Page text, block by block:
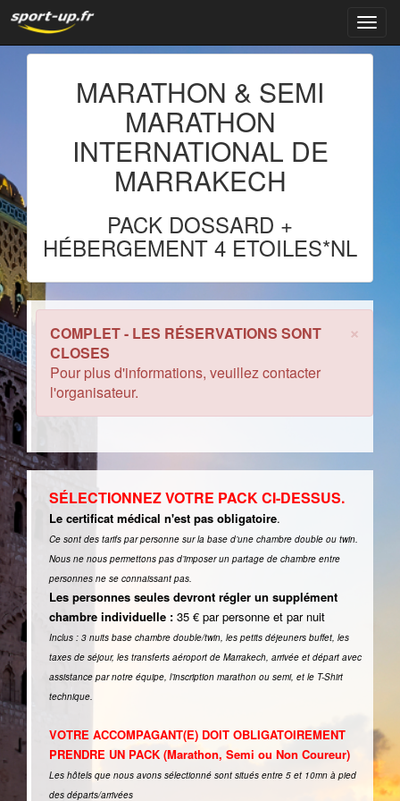
MARATHON & SEMI
MARATHON
INTERNATIONAL DE
MARRAKECH
PACK DOSSARD +
HÉBERGEMENT 4 ETOILES*NL
×
COMPLET - LES RÉSERVATIONS SONT
CLOSES
Pour plus d'informations, veuillez contacter
l'organisateur.
SÉLECTIONNEZ VOTRE PACK CI-DESSUS.
Le certificat médical n'est pas obligatoire.
Ce sont des tarifs par personne sur la base d’une chambre double ou twin.
Nous ne nous permettons pas d’imposer un partage de chambre entre
personnes ne se connaissant pas.
Les personnes seules devront régler un supplément
chambre individuelle : 35 € par personne et par nuit
Inclus : 3 nuits base chambre double/twin, les petits déjeuners buffet, les
taxes de séjour, les transferts aéroport de Marrakech, arrivée et départ avec
assistance par notre équipe, l’inscription marathon ou semi, et le T-Shirt
technique.
VOTRE ACCOMPAGANT(E) DOIT OBLIGATOIREMENT
PRENDRE UN PACK (Marathon, Semi ou Non Coureur)
Les hôtels que nous avons sélectionné sont situés entre 5 et 10mn à pied
des départs/arrivées